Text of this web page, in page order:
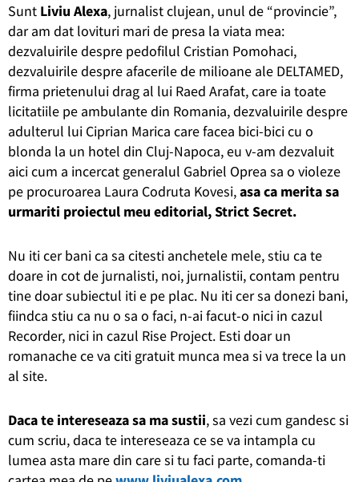
Sunt Liviu Alexa, jurnalist clujean, unul de “provincie”,
dar am dat lovituri mari de presa la viata mea:
dezvaluirile despre pedofilul Cristian Pomohaci,
dezvaluirile despre afacerile de milioane ale DELTAMED,
firma prietenului drag al lui Raed Arafat, care ia toate
licitatiile pe ambulante din Romania, dezvaluirile despre
adulterul lui Ciprian Marica care facea bici-bici cu o
blonda la un hotel din Cluj-Napoca, eu v-am dezvaluit
aici cum a incercat generalul Gabriel Oprea sa o violeze
pe procuroarea Laura Codruta Kovesi,asa ca merita sa
urmariti proiectul meu editorial, Strict Secret.
Nu iti cer bani ca sa citesti anchetele mele, stiu ca te
doare in cot de jurnalisti, noi, jurnalistii, contam pentru
tine doar subiectul iti e pe plac. Nu iti cer sa donezi bani,
fiindca stiu ca nu o sa o faci, n-ai facut-o nici in cazul
Recorder, nici in cazul Rise Project. Esti doar un
romanache ce va citi gratuit munca mea si va trece la un
al site.
Daca te intereseaza sa ma sustii, sa vezi cum gandesc si
cum scriu, daca te intereseaza ce se va intampla cu
lumea asta mare din care si tu faci parte, comanda-ti